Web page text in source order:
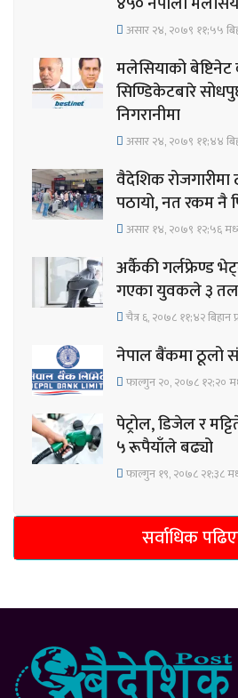
असार २४, २०७९ ११;५५
मलेसियाको बेष्टिनेट
सिण्डिकेटबारे
निगरानीमा
असार २४, २०७९ ११;४४
वैदेशिक
पठायो, नत रकम नै
असार १४, २०७९ १२;५६
अर्कैकी गर्लफ्रेण्ड
गएका युवकले ३
चैत्र ६, २०७८ ११;४२ बिहान
नेपाल बैंकमा ठूलो
फाल्गुन २०, २०७८ १२;२०
पेट्रोल, डिजेल र
५ रूपैयाँले बढ्यो
फाल्गुन १९, २०७८ २१;३८
सर्वाधिक